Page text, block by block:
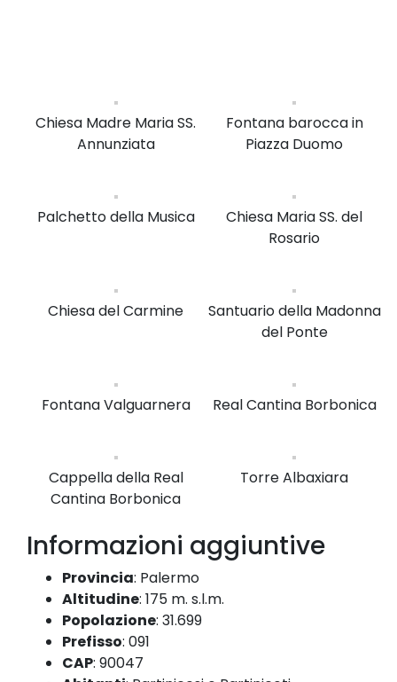
Chiesa Madre Maria SS.
Annunziata
Fontana barocca in
Piazza Duomo
Palchetto della Musica
Chiesa Maria SS. del
Rosario
Chiesa del Carmine
Santuario della Madonna
del Ponte
Fontana Valguarnera Real Cantina Borbonica
Cappella della Real
Cantina Borbonica
Torre Albaxiara
Informazioni aggiuntive
Provincia: Palermo
Altitudine: 175 m. s.l.m.
Popolazione: 31.699
Prefisso: 091
CAP: 90047